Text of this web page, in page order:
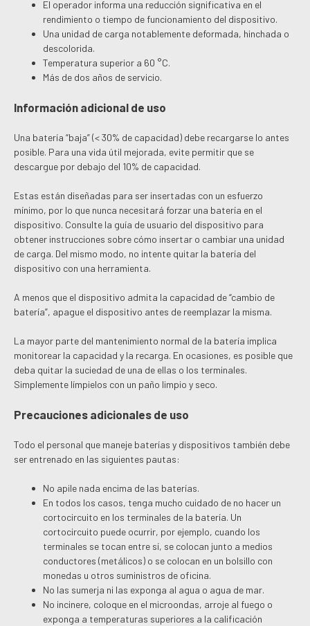
El operador informa una reducción significativa en el
rendimiento o tiempo de funcionamiento del dispositivo.
Una unidad de carga notablemente deformada, hinchada o
descolorida.
Temperatura superior a 60 °C.
Más de dos años de servicio.
Información adicional de uso
Una batería “baja” (< 30% de capacidad) debe recargarse lo antes
posible. Para una vida útil mejorada, evite permitir que se
descargue por debajo del 10% de capacidad.
Estas están diseñadas para ser insertadas con un esfuerzo
mínimo, por lo que nunca necesitará forzar una batería en el
dispositivo. Consulte la guía de usuario del dispositivo para
obtener instrucciones sobre cómo insertar o cambiar una unidad
de carga. Del mismo modo, no intente quitar la batería del
dispositivo con una herramienta.
A menos que el dispositivo admita la capacidad de “cambio de
batería”, apague el dispositivo antes de reemplazar la misma.
La mayor parte del mantenimiento normal de la batería implica
monitorear la capacidad y la recarga. En ocasiones, es posible que
deba quitar la suciedad de una de ellas o los terminales.
Simplemente límpielos con un paño limpio y seco.
Precauciones adicionales de uso
Todo el personal que maneje baterías y dispositivos también debe
ser entrenado en las siguientes pautas:
No apile nada encima de las baterías.
En todos los casos, tenga mucho cuidado de no hacer un
cortocircuito en los terminales de la batería. Un
cortocircuito puede ocurrir, por ejemplo, cuando los
terminales se tocan entre sí, se colocan junto a medios
conductores (metálicos) o se colocan en un bolsillo con
monedas u otros suministros de oficina.
No las sumerja ni las exponga al agua o agua de mar.
No incinere, coloque en el microondas, arroje al fuego o
exponga a temperaturas superiores a la calificación